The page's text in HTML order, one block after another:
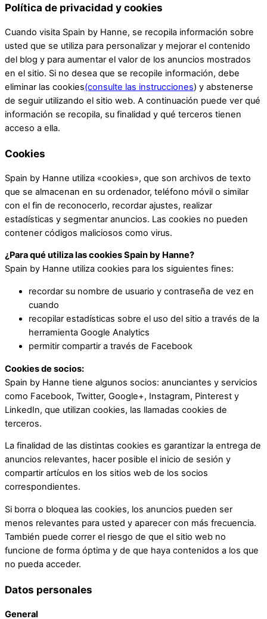
Política de privacidad y cookies
Cuando visita Spain by Hanne, se recopila información sobre
usted que se utiliza para personalizar y mejorar el contenido
del blog y para aumentar el valor de los anuncios mostrados
en el sitio. Si no desea que se recopile información, debe
eliminar las cookies(consulte las instrucciones) y abstenerse
de seguir utilizando el sitio web. A continuación puede ver qué
información se recopila, su finalidad y qué terceros tienen
acceso a ella.
Cookies
Spain by Hanne utiliza «cookies», que son archivos de texto
que se almacenan en su ordenador, teléfono móvil o similar
con el fin de reconocerlo, recordar ajustes, realizar
estadísticas y segmentar anuncios. Las cookies no pueden
contener códigos maliciosos como virus.
¿Para qué utiliza las cookies Spain by Hanne?
Spain by Hanne utiliza cookies para los siguientes fines:
recordar su nombre de usuario y contraseña de vez en
cuando
recopilar estadísticas sobre el uso del sitio a través de la
herramienta Google Analytics
permitir compartir a través de Facebook
Cookies de socios:
Spain by Hanne tiene algunos socios: anunciantes y servicios
como Facebook, Twitter, Google+, Instagram, Pinterest y
LinkedIn, que utilizan cookies, las llamadas cookies de
terceros.
La finalidad de las distintas cookies es garantizar la entrega de
anuncios relevantes, hacer posible el inicio de sesión y
compartir artículos en los sitios web de los socios
correspondientes.
Si borra o bloquea las cookies, los anuncios pueden ser
menos relevantes para usted y aparecer con más frecuencia.
También puede correr el riesgo de que el sitio web no
funcione de forma óptima y de que haya contenidos a los que
no pueda acceder.
Datos personales
General